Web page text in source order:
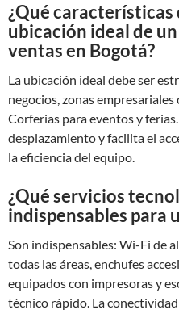
¿Qué características
ubicación ideal de
ventas en Bogotá?
La ubicación ideal debe ser
negocios, zonas
Corferias para eventos y
desplazamiento y facilita el
la eficiencia del equipo.
¿Qué servicios
indispensables para
Son indispensables: Wi-Fi de
todas las áreas, enchufes
equipados con impresoras y
técnico rápido. La